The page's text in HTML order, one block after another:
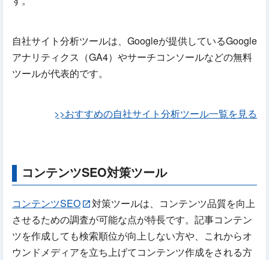
自社サイト分析ツールは、Googleが提供しているGoogle
アナリティクス（GA4）やサーチコンソールなどの無料
ツールが代表的です。
>>おすすめの自社サイト分析ツール一覧を見る
コンテンツSEO対策ツール
コンテンツSEO
対策ツールは、コンテンツ品質を向上
させるための調査が可能な点が特長です。記事コンテン
ツを作成しても検索順位が向上しない方や、これからオ
ウンドメディアを立ち上げてコンテンツ作成をされる方